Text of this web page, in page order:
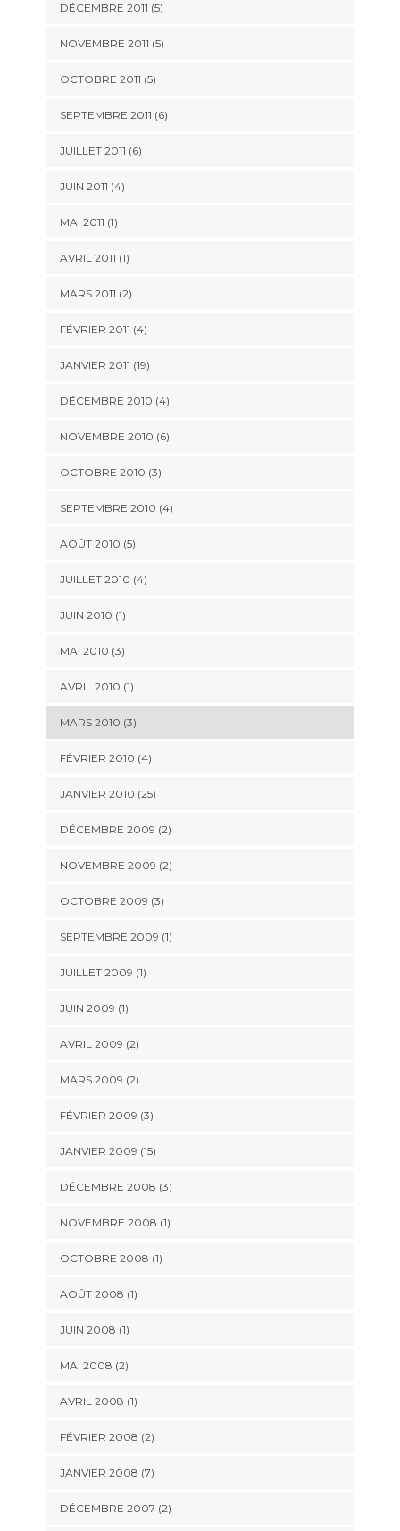
DÉCEMBRE 2011 (5)
NOVEMBRE 2011 (5)
OCTOBRE 2011 (5)
SEPTEMBRE 2011 (6)
JUILLET 2011 (6)
JUIN 2011 (4)
MAI 2011 (1)
AVRIL 2011 (1)
MARS 2011 (2)
FÉVRIER 2011 (4)
JANVIER 2011 (19)
DÉCEMBRE 2010 (4)
NOVEMBRE 2010 (6)
OCTOBRE 2010 (3)
SEPTEMBRE 2010 (4)
AOÛT 2010 (5)
JUILLET 2010 (4)
JUIN 2010 (1)
MAI 2010 (3)
AVRIL 2010 (1)
MARS 2010 (3)
FÉVRIER 2010 (4)
JANVIER 2010 (25)
DÉCEMBRE 2009 (2)
NOVEMBRE 2009 (2)
OCTOBRE 2009 (3)
SEPTEMBRE 2009 (1)
JUILLET 2009 (1)
JUIN 2009 (1)
AVRIL 2009 (2)
MARS 2009 (2)
FÉVRIER 2009 (3)
JANVIER 2009 (15)
DÉCEMBRE 2008 (3)
NOVEMBRE 2008 (1)
OCTOBRE 2008 (1)
AOÛT 2008 (1)
JUIN 2008 (1)
MAI 2008 (2)
AVRIL 2008 (1)
FÉVRIER 2008 (2)
JANVIER 2008 (7)
DÉCEMBRE 2007 (2)